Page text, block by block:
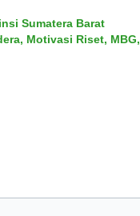
Sumatera Barat
Motivasi Riset, MBG,